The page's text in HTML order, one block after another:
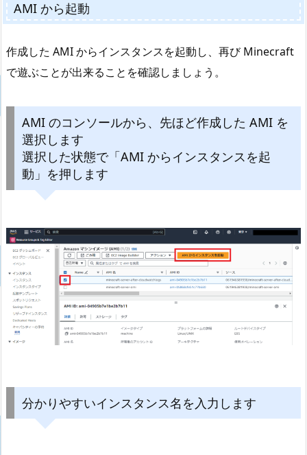
AMI から起動
作成した AMI からインスタンスを起動し、再び Minecraft
で遊ぶことが出来ることを確認しましょう。
AMI のコンソールから、先ほど作成した AMI を
選択します
選択した状態で「AMI からインスタンスを起
動」を押します
分かりやすいインスタンス名を入力します